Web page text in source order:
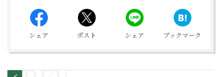
シェア ポスト シェア ブックマーク